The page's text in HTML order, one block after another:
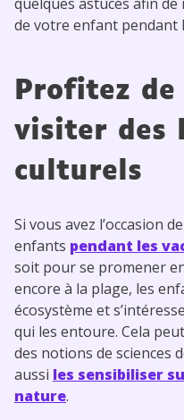
de votre enfant pendant
Profitez de
visiter des
culturels
Si vous avez l’occasion
enfants pendant les
soit pour se promener
encore à la plage, les
écosystème et
qui les entoure. Cela
des notions de sciences
aussi les sensibiliser
nature.